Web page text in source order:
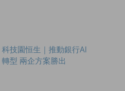
科技園恒生｜推動銀行AI
轉型 兩企方案勝出